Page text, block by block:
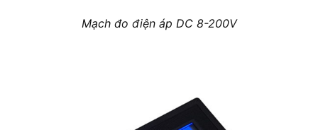
Mạch đo điện áp DC 8-200V